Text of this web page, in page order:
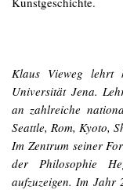
Klaus Vieweg lehrt
Universität Jena.
an zahlreiche
Seattle, Rom, Kyoto,
Im Zentrum seiner
der Philosophie
aufzuzeigen. Im Jahr